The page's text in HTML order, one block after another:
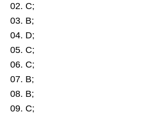
02. C;
03. B;
04. D;
05. C;
06. C;
07. B;
08. B;
09. C;